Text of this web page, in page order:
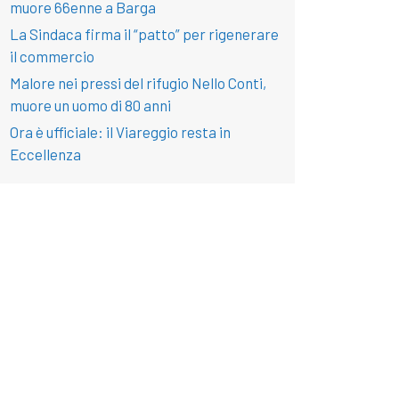
muore 66enne a Barga
La Sindaca firma il “patto” per rigenerare
il commercio
Malore nei pressi del rifugio Nello Conti,
muore un uomo di 80 anni
Ora è ufficiale: il Viareggio resta in
Eccellenza